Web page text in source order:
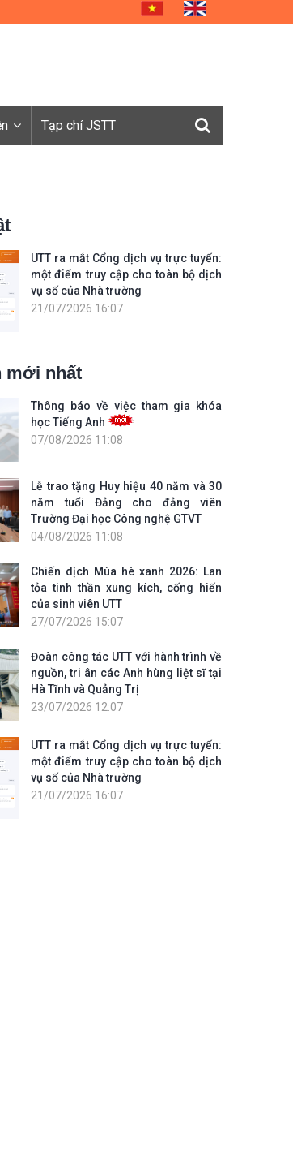
Tạp chí JSTT
UTT ra mắt Cổng dịch vụ trực tuyến:
một điểm truy cập cho toàn bộ dịch
vụ số của Nhà trường
21/07/2026 16:07
mới nhất
Thông báo về việc tham gia khóa
học Tiếng Anh
07/08/2026 11:08
Lễ trao tặng Huy hiệu 40 năm và 30
năm tuổi Đảng cho đảng viên
Trường Đại học Công nghệ GTVT
04/08/2026 11:08
Chiến dịch Mùa hè xanh 2026: Lan
tỏa tinh thần xung kích, cống hiến
của sinh viên UTT
27/07/2026 15:07
Đoàn công tác UTT với hành trình về
nguồn, tri ân các Anh hùng liệt sĩ tại
Hà Tĩnh và Quảng Trị
23/07/2026 12:07
UTT ra mắt Cổng dịch vụ trực tuyến:
một điểm truy cập cho toàn bộ dịch
vụ số của Nhà trường
21/07/2026 16:07